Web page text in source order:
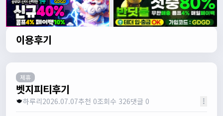
이용후기
제휴
벳지피티후기
하루리2026.07.07추천 0조회수 326댓글 0